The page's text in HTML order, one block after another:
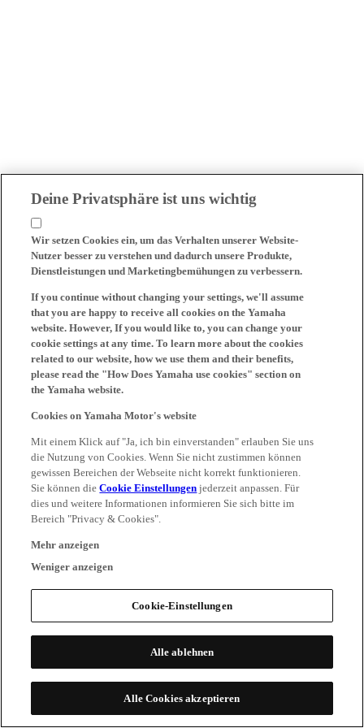
Deine Privatsphäre ist uns wichtig
Wir setzen Cookies ein, um das Verhalten unserer Website-
Nutzer besser zu verstehen und dadurch unsere Produkte,
Dienstleistungen und Marketingbemühungen zu verbessern.
If you continue without changing your settings, we'll assume
that you are happy to receive all cookies on the Yamaha
website. However, If you would like to, you can change your
cookie settings at any time. To learn more about the cookies
related to our website, how we use them and their benefits,
please read the "How Does Yamaha use cookies" section on
the Yamaha website.
Cookies on Yamaha Motor's website
Mit einem Klick auf "Ja, ich bin einverstanden" erlauben Sie uns
die Nutzung von Cookies. Wenn Sie nicht zustimmen können
gewissen Bereichen der Webseite nicht korrekt funktionieren.
Sie können dieCookie Einstellungen jederzeit anpassen. Für
dies und weitere Informationen informieren Sie sich bitte im
Bereich "Privacy & Cookies".
Mehr anzeigen
Weniger anzeigen
Cookie-Einstellungen
Alle ablehnen
Alle Cookies akzeptieren